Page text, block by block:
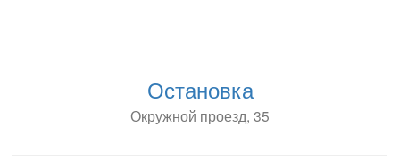
Остановка
Окружной проезд, 35